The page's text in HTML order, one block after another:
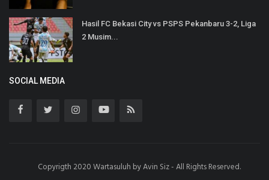
Hasil FC Bekasi City vs PSPS Pekanbaru 3-2, Liga
2 Musim...
SOCIAL MEDIA
Copyrigth 2020 Wartasuluh by Avin Siz - All Rights Reserved.